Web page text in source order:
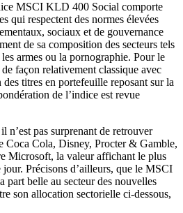
MSCI KLD 400 Social comporte
qui respectent des normes élevées
sociaux et de gouvernance
de sa composition des secteurs tels
armes ou la pornographie. Pour le
façon relativement classique avec
titres en portefeuille reposant sur la
de l’indice est revue
n’est pas surprenant de retrouver
Coca Cola, Disney, Procter & Gamble,
Microsoft, la valeur affichant le plus
jour. Précisons d’ailleurs, que le MSCI
belle au secteur des nouvelles
son allocation sectorielle ci-dessous,